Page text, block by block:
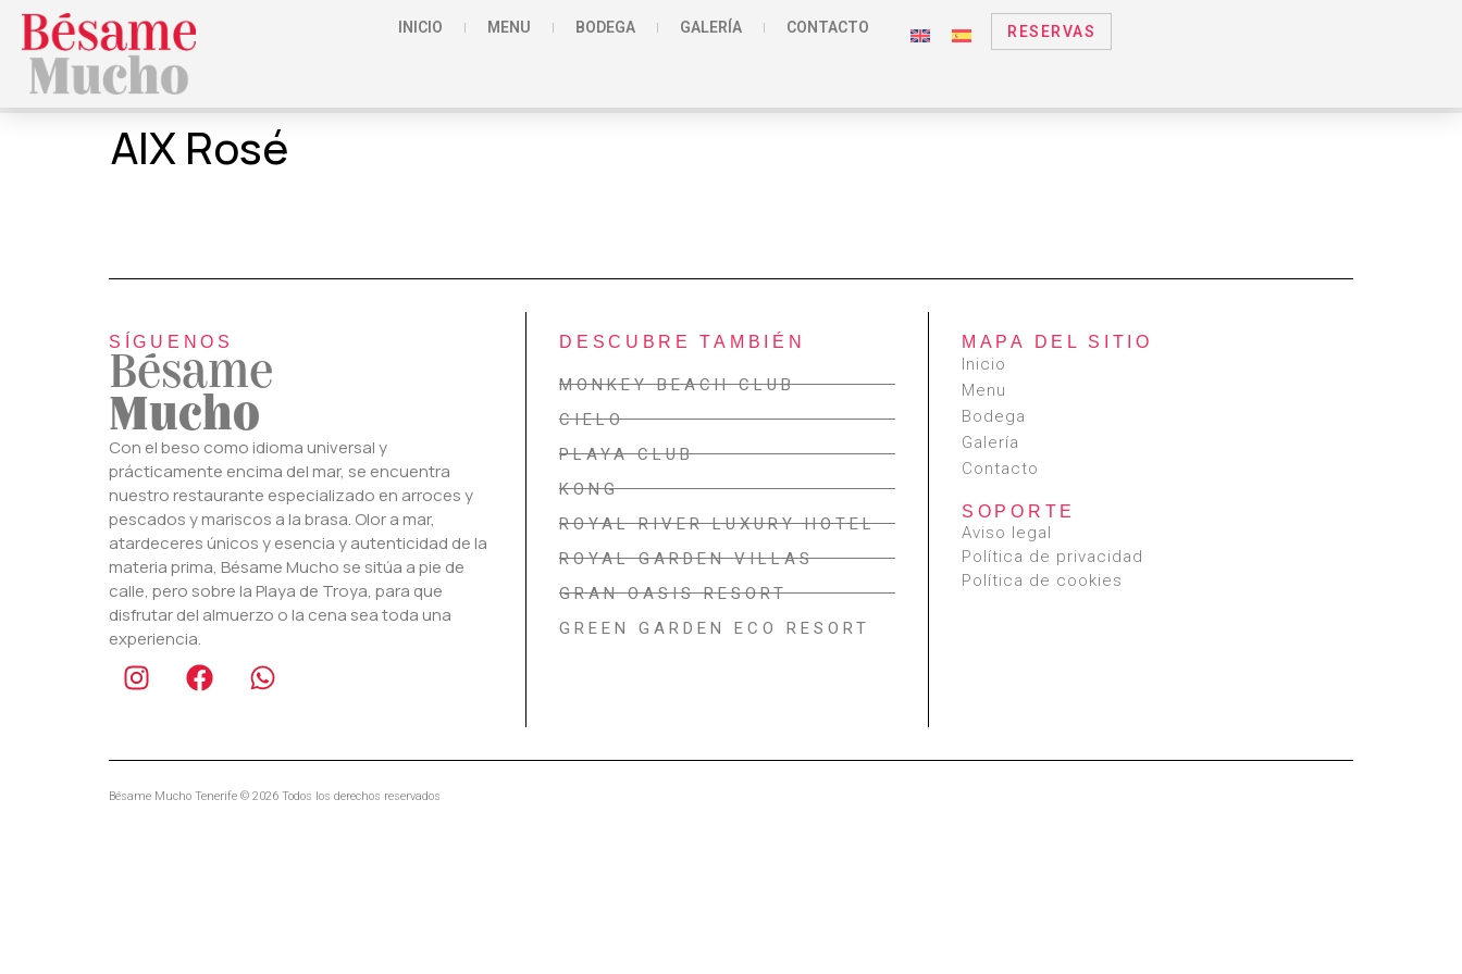
INICIO MENU BODEGA GALERÍA CONTACTO RESERVAS
AIX Rosé
SÍGUENOS
Bésame
Mucho
Con el beso como idioma universal y
prácticamente encima del mar, se encuentra
nuestro restaurante especializado en arroces y
pescados y mariscos a la brasa. Olor a mar,
atardeceres únicos y esencia y autenticidad de la
materia prima, Bésame Mucho se sitúa a pie de
calle, pero sobre la Playa de Troya, para que
disfrutar del almuerzo o la cena sea toda una
experiencia.
DESCUBRE TAMBIÉN
MONKEY BEACH CLUB
CIELO
PLAYA CLUB
KONG
ROYAL RIVER LUXURY HOTEL
ROYAL GARDEN VILLAS
GRAN OASIS RESORT
GREEN GARDEN ECO RESORT
MAPA DEL SITIO
Inicio
Menu
Bodega
Galería
Contacto
SOPORTE
Aviso legal
Política de privacidad
Política de cookies
Bésame Mucho Tenerife © 2026 Todos los derechos reservados